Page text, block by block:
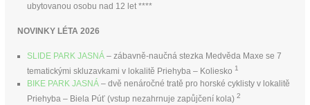
ubytovanou osobu nad 12 let ****
NOVINKY LÉTA 2026
SLIDE PARK JASNÁ – zábavně-naučná stezka Medvěda Maxe se 7
tematickými skluzavkami v lokalitě Priehyba – Koliesko 1
BIKE PARK JASNÁ – dvě nenáročné tratě pro horské cyklisty v lokalitě
Priehyba – Biela Púť (vstup nezahrnuje zapůjčení kola) 2